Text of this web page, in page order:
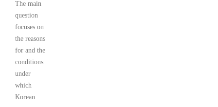
The main
question
focuses on
the reasons
for and the
conditions
under
which
Korean